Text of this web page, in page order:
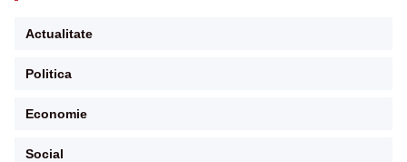
Actualitate
Politica
Economie
Social